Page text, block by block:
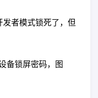
者模式锁死了，但
备锁屏密码，图